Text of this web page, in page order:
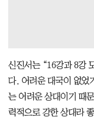
신진서는 “16강과 8강
다. 어려운 대국이 없었
는 어려운 상대이기 때
력적으로 강한 상대라